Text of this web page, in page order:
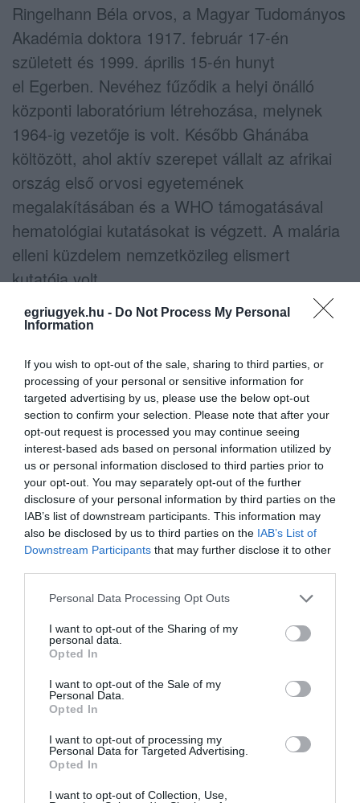
egriugyek.hu - Do Not Process My Personal
Information
If you wish to opt-out of the sale, sharing to third parties, or
processing of your personal or sensitive information for
targeted advertising by us, please use the below opt-out
section to confirm your selection. Please note that after your
opt-out request is processed you may continue seeing
interest-based ads based on personal information utilized by
us or personal information disclosed to third parties prior to
your opt-out. You may separately opt-out of the further
disclosure of your personal information by third parties on the
IAB’s list of downstream participants. This information may
also be disclosed by us to third parties on the IAB’s List of
Downstream Participants that may further disclose it to other
Please note that this website/app uses one or more Google
not limited to your visit or usage behaviour. You may click to
grant or deny consent to Google and its third-party tags to
use your data for below specified purposes in below Google
consent section.
Personal Data Processing Opt Outs
I want to opt-out of the Sharing of my
personal data.
Opted In
I want to opt-out of the Sale of my
Personal Data.
Opted In
I want to opt-out of processing my
Personal Data for Targeted Advertising.
Opted In
I want to opt-out of Collection, Use,
Ringelhann Béla orvos, a Magyar Tudományos
Akadémia doktora 1917. február 17-én
született és 1999. április 15-én hunyt
el Egerben. Nevéhez fűződik a helyi önálló
központi laboratórium létrehozása, melynek
1964-ig vezetője is volt. Később Ghánába
költözött, ahol aktív szerepet vállalt az afrikai
ország első orvosi egyetemének
megalakításában és a WHO támogatásával
hematológiai kutatásokat is végzett. A malária
elleni küzdelem nemzetközileg elismert
kutatója volt.
Ne maradjon le a legfrissebb hírekről, kövessen
bennünket az EGRI ÜGYEK Google Hírek oldalán!
VISSZA A FŐOLDALRA
Legfrissebb híreink
TÍZ ÉVE NEM VOLT ILYEN ALACSONY AZ